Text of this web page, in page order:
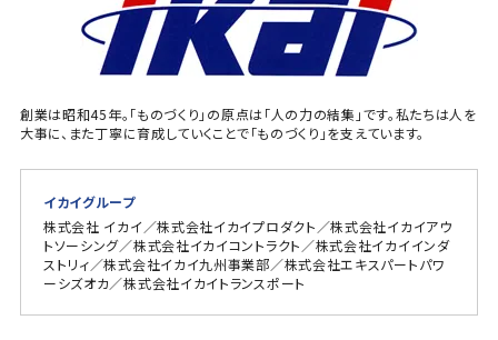
創業は昭和45年。「ものづくり」の原点は「人の力の結集」です。私たちは人を
大事に、また丁寧に育成していくことで「ものづくり」を支えています。
イカイグループ
株式会社 イカイ／株式会社イカイプロダクト／株式会社イカイアウ
トソーシング／株式会社イカイコントラクト／株式会社イカイインダ
ストリィ／株式会社イカイ九州事業部／株式会社エキスパートパワ
ーシズオカ／株式会社イカイトランスポート